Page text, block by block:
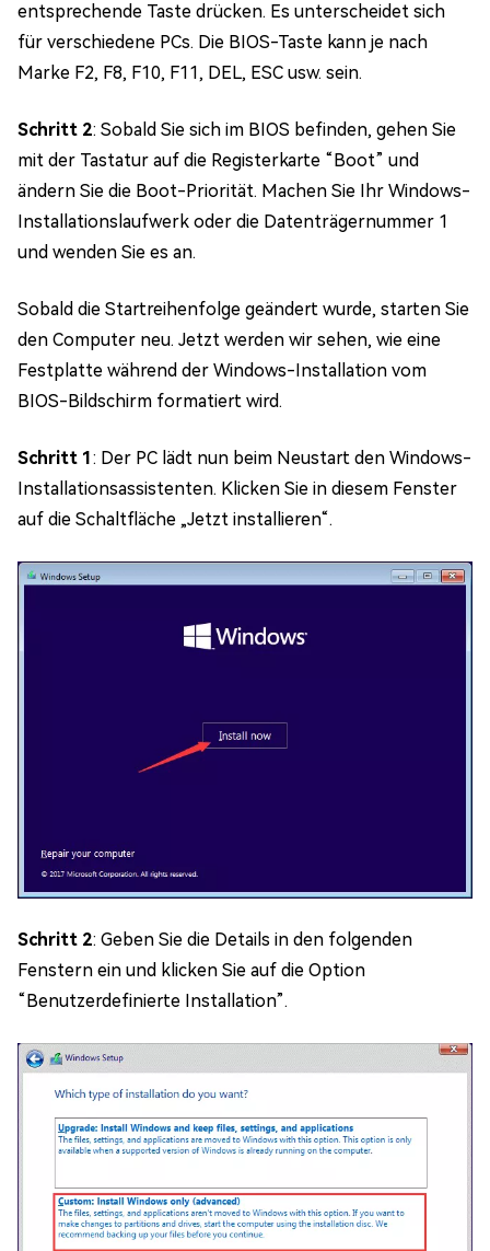
entsprechende Taste drücken. Es unterscheidet sich
für verschiedene PCs. Die BIOS-Taste kann je nach
Marke F2, F8, F10, F11, DEL, ESC usw. sein.
Schritt 2: Sobald Sie sich im BIOS befinden, gehen Sie
mit der Tastatur auf die Registerkarte “Boot” und
ändern Sie die Boot-Priorität. Machen Sie Ihr Windows-
Installationslaufwerk oder die Datenträgernummer 1
und wenden Sie es an.
Sobald die Startreihenfolge geändert wurde, starten Sie
den Computer neu. Jetzt werden wir sehen, wie eine
Festplatte während der Windows-Installation vom
BIOS-Bildschirm formatiert wird.
Schritt 1: Der PC lädt nun beim Neustart den Windows-
Installationsassistenten. Klicken Sie in diesem Fenster
auf die Schaltfläche „Jetzt installieren“.
Schritt 2: Geben Sie die Details in den folgenden
Fenstern ein und klicken Sie auf die Option
“Benutzerdefinierte Installation”.